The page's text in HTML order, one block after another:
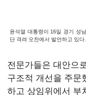
윤석열 대통령이 16일 경기 성
단 격려 오찬에서 발언하고 있
전문가들은 대안으
구조적 개선을 주문
하고 상임위에서 부